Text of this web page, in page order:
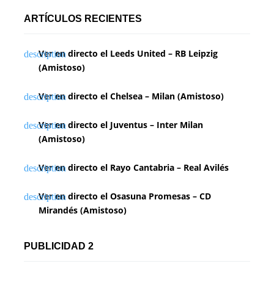
ARTÍCULOS RECIENTES
Ver en directo el Leeds United – RB Leipzig
(Amistoso)
Ver en directo el Chelsea – Milan (Amistoso)
Ver en directo el Juventus – Inter Milan
(Amistoso)
Ver en directo el Rayo Cantabria – Real Avilés
Ver en directo el Osasuna Promesas – CD
Mirandés (Amistoso)
PUBLICIDAD 2